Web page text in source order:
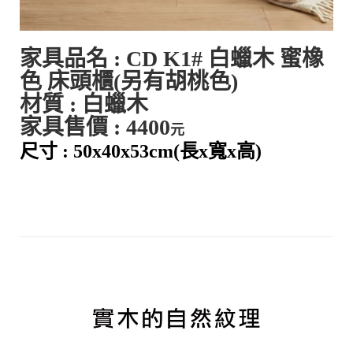
家具品名 : CD K1# 白蠟木 蜜橡
色 床頭櫃(另有胡桃色)
材質 : 白蠟木
家具售價 : 4400元
尺寸 : 50x40x53cm(長x寬x高)